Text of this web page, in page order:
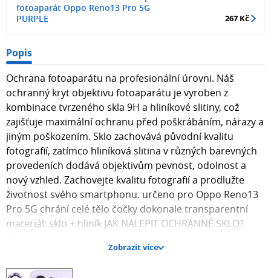
fotoaparát Oppo Reno13 Pro 5G
PURPLE
267 Kč
Popis
Ochrana fotoaparátu na profesionální úrovni. Náš
ochranný kryt objektivu fotoaparátu je vyroben z
kombinace tvrzeného skla 9H a hliníkové slitiny, což
zajišťuje maximální ochranu před poškrábáním, nárazy a
jiným poškozením. Sklo zachovává původní kvalitu
fotografií, zatímco hliníková slitina v různých barevných
provedeních dodává objektivům pevnost, odolnost a
nový vzhled. Zachovejte kvalitu fotografií a prodlužte
životnost svého smartphonu. určeno pro Oppo Reno13
Pro 5G chrání celé tělo čočky dokonale transparentní
materiál: sklo + hliník JAK NALEPIT OCHRANNÉ SKLO?
správně připevněno ke smartphonu. 1. Důkladně
vyčistěte displej/objektiv fotoaparátu smartphonu
Zobrazit více